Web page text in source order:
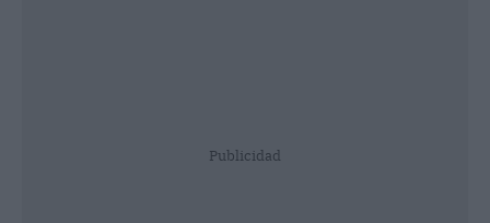
Publicidad